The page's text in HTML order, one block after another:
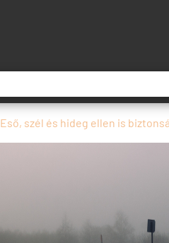
Eső, szél és hideg ellen is